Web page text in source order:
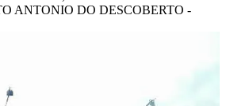
ANTONIO DO DESCOBERTO -